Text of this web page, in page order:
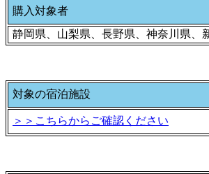
購入対象者
静岡県、山梨県、長野県、神奈川県、
対象の宿泊施設
＞＞こちらからご確認ください